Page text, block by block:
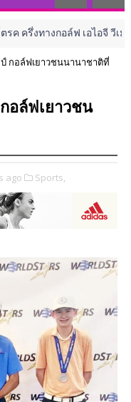
อล์ฟ เอไอจี วีเมนส์ โอเพ่น
กอล์ฟเยาวชนนานาชาติที่
อล์ฟเยาวชน
ago Sports,